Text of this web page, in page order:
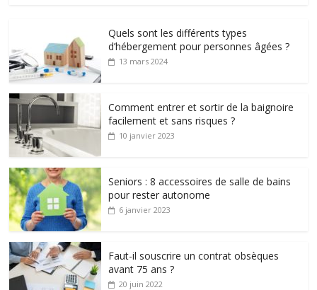
Quels sont les différents types
d’hébergement pour personnes âgées ?
13 mars 2024
Comment entrer et sortir de la baignoire
facilement et sans risques ?
10 janvier 2023
Seniors : 8 accessoires de salle de bains
pour rester autonome
6 janvier 2023
Faut-il souscrire un contrat obsèques
avant 75 ans ?
20 juin 2022